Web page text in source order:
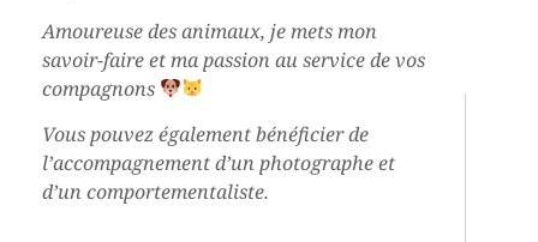
Amoureuse des animaux, je mets mon
savoir-faire et ma passion au service de vos
compagnons
Vous pouvez également bénéficier de
l’accompagnement d’un photographe et
d’un comportementaliste.